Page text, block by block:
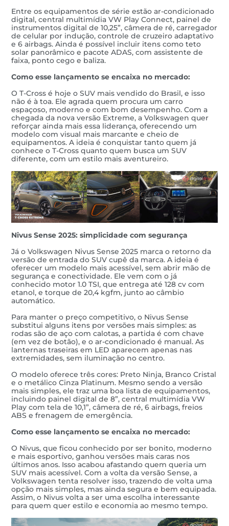
Entre os equipamentos de série estão ar-condicionado
digital, central multimídia VW Play Connect, painel de
instrumentos digital de 10,25”, câmera de ré, carregador
de celular por indução, controle de cruzeiro adaptativo
e 6 airbags. Ainda é possível incluir itens como teto
solar panorâmico e pacote ADAS, com assistente de
faixa, ponto cego e baliza.
Como esse lançamento se encaixa no mercado:
O T-Cross é hoje o SUV mais vendido do Brasil, e isso
não é à toa. Ele agrada quem procura um carro
espaçoso, moderno e com bom desempenho. Com a
chegada da nova versão Extreme, a Volkswagen quer
reforçar ainda mais essa liderança, oferecendo um
modelo com visual mais marcante e cheio de
equipamentos. A ideia é conquistar tanto quem já
conhece o T-Cross quanto quem busca um SUV
diferente, com um estilo mais aventureiro.
Nivus Sense 2025: simplicidade com segurança
Já o Volkswagen Nivus Sense 2025 marca o retorno da
versão de entrada do SUV cupê da marca. A ideia é
oferecer um modelo mais acessível, sem abrir mão de
segurança e conectividade. Ele vem com o já
conhecido motor 1.0 TSI, que entrega até 128 cv com
etanol, e torque de 20,4 kgfm, junto ao câmbio
automático.
Para manter o preço competitivo, o Nivus Sense
substitui alguns itens por versões mais simples: as
rodas são de aço com calotas, a partida é com chave
(em vez de botão), e o ar-condicionado é manual. As
lanternas traseiras em LED aparecem apenas nas
extremidades, sem iluminação no centro.
O modelo oferece três cores: Preto Ninja, Branco Cristal
e o metálico Cinza Platinum. Mesmo sendo a versão
mais simples, ele traz uma boa lista de equipamentos,
incluindo painel digital de 8”, central multimídia VW
Play com tela de 10,1”, câmera de ré, 6 airbags, freios
ABS e frenagem de emergência.
Como esse lançamento se encaixa no mercado:
O Nivus, que ficou conhecido por ser bonito, moderno
e mais esportivo, ganhou versões mais caras nos
últimos anos. Isso acabou afastando quem queria um
SUV mais acessível. Com a volta da versão Sense, a
Volkswagen tenta resolver isso, trazendo de volta uma
opção mais simples, mas ainda segura e bem equipada.
Assim, o Nivus volta a ser uma escolha interessante
para quem quer estilo e economia ao mesmo tempo.